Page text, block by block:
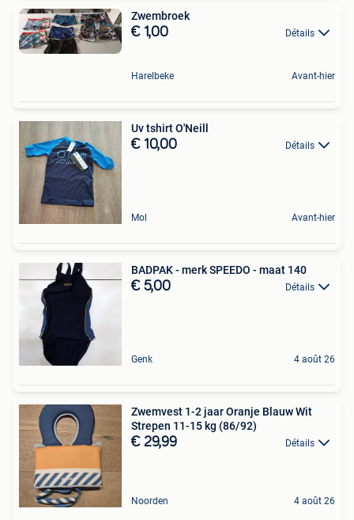
Zwembroek
€ 1,00 Détails
Harelbeke Avant-hier
Uv tshirt O'Neill
€ 10,00 Détails
Mol Avant-hier
BADPAK - merk SPEEDO - maat 140
€ 5,00 Détails
Genk 4 août 26
Zwemvest 1-2 jaar Oranje Blauw Wit
Strepen 11-15 kg (86/92)
€ 29,99 Détails
Noorden 4 août 26